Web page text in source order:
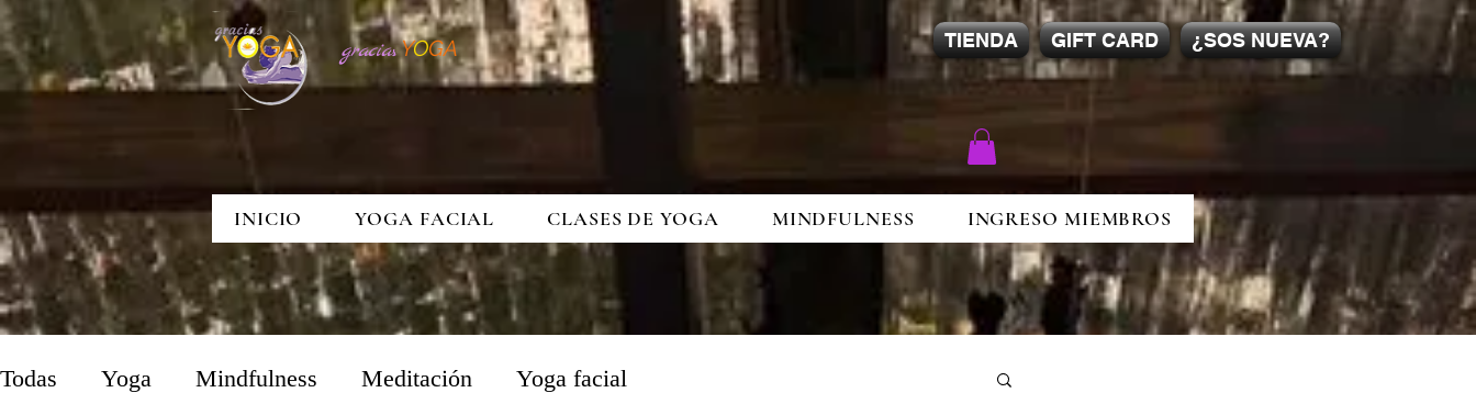
gracias YOGA TIENDA GIFT CARD ¿SOS NUEVA?
INICIO YOGA FACIAL CLASES DE YOGA MINDFULNESS INGRESO MIEMBROS
Todas Yoga Mindfulness Meditación Yoga facial